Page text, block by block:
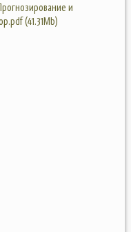
и
(41.31Mb)